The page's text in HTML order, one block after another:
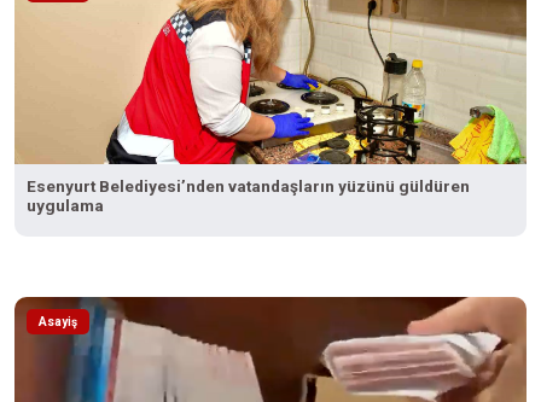
Esenyurt Belediyesi’nden vatandaşların yüzünü güldüren
uygulama
Asayiş